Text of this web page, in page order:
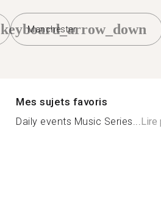
Manchester
keyboard_arrow_down
Mes sujets favoris
Daily events Music Series...Lire